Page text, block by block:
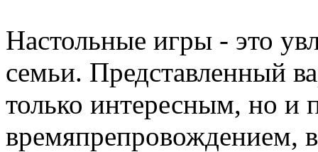
Настольные игры - это
семьи. Представленный
только интересным, но и
времяпрепровождением,